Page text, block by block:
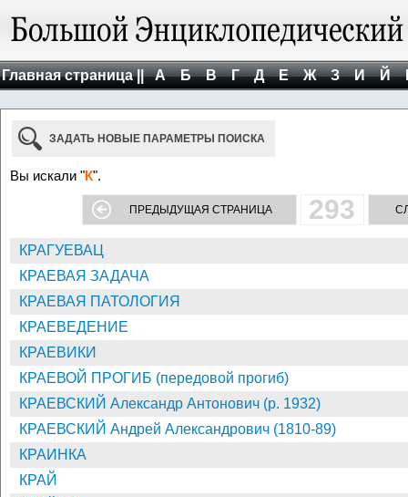
Главная страница || А Б В Г Д Е Ж З И Й
ЗАДАТЬ НОВЫЕ ПАРАМЕТРЫ ПОИСКА
Вы искали "К".
ПРЕДЫДУЩАЯ СТРАНИЦА 293
КРАГУЕВАЦ
КРАЕВАЯ ЗАДАЧА
КРАЕВАЯ ПАТОЛОГИЯ
КРАЕВЕДЕНИЕ
КРАЕВИКИ
КРАЕВОЙ ПРОГИБ (передовой прогиб)
КРАЕВСКИЙ Александр Антонович (р. 1932)
КРАЕВСКИЙ Андрей Александрович (1810-89)
КРАИНКА
КРАЙ